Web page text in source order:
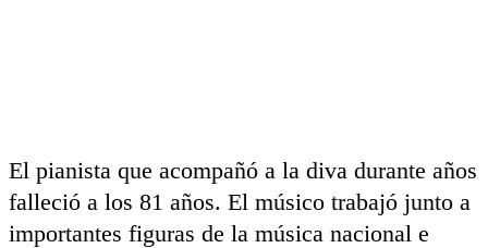
El pianista que acompañó a la diva durante años
falleció a los 81 años. El músico trabajó junto a
importantes figuras de la música nacional e